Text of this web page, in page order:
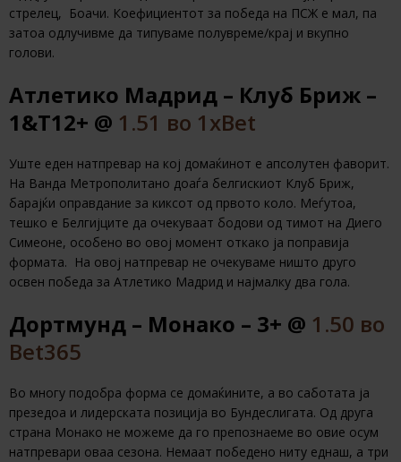
стрелец, Боачи. Коефициентот за победа на ПСЖ е мал, па
затоа одлучивме да типуваме полувреме/крај и вкупно
голови.
Атлетико Мадрид – Клуб Бриж –
1&T12+ @ 1.51 во 1xBet
Уште еден натпревар на кој домаќинот е апсолутен фаворит.
На Ванда Метрополитано доаѓа белгискиот Клуб Бриж,
барајќи оправдание за киксот од првото коло. Меѓутоа,
тешко е Белгијците да очекуваат бодови од тимот на Диего
Симеоне, особено во овој момент откако ја поправија
формата. На овој натпревар не очекуваме ништо друго
освен победа за Атлетико Мадрид и најмалку два гола.
Дортмунд – Монако – 3+ @ 1.50 во
Bet365
Во многу подобра форма се домаќините, а во саботата ја
презедоа и лидерската позиција во Бундеслигата. Од друга
страна Монако не можеме да го препознаеме во овие осум
натпревари оваа сезона. Немаат победено ниту еднаш, а три